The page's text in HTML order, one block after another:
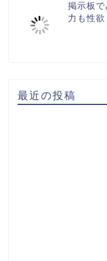
掲示板
力も性欲
最近の投稿